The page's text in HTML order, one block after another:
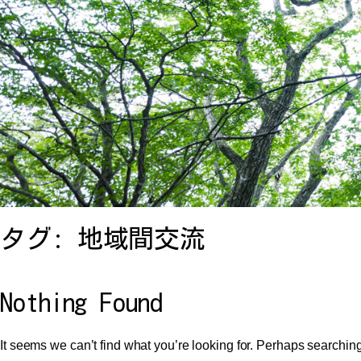
タグ: 地域間交流
Nothing Found
It seems we can’t find what you’re looking for. Perhaps